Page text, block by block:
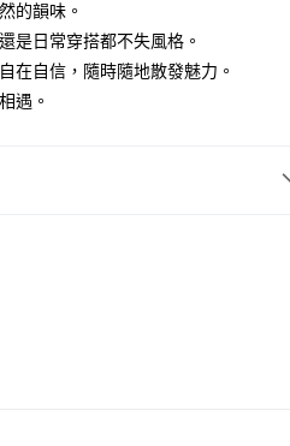
之後才付款」的支付方式。 讓您購物簡單
的韻味。
是日常穿搭都不失風格。
在自信，隨時隨地散發魅力。
遇。